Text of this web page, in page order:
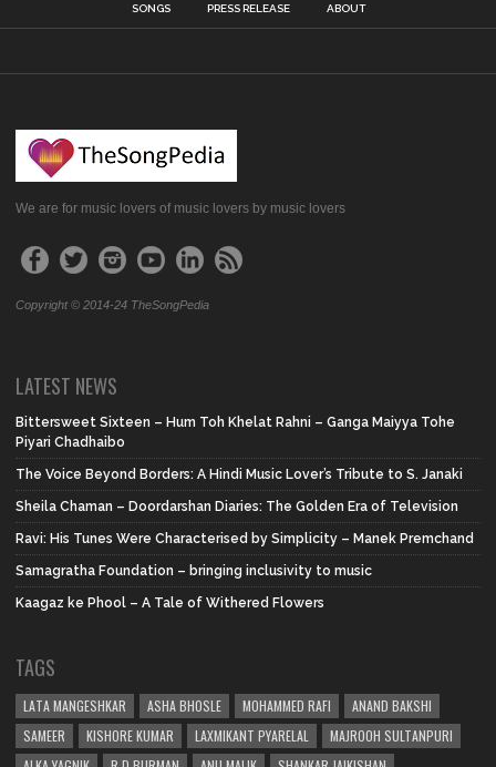
SONGS PRESS RELEASE ABOUT
We are for music lovers of music lovers by music lovers
Copyright © 2014-24 TheSongPedia
LATEST NEWS
Bittersweet Sixteen – Hum Toh Khelat Rahni – Ganga Maiyya Tohe
Piyari Chadhaibo
The Voice Beyond Borders: A Hindi Music Lover’s Tribute to S. Janaki
Sheila Chaman – Doordarshan Diaries: The Golden Era of Television
Ravi: His Tunes Were Characterised by Simplicity – Manek Premchand
Samagratha Foundation – bringing inclusivity to music
Kaagaz ke Phool – A Tale of Withered Flowers
TAGS
LATA MANGESHKAR ASHA BHOSLE MOHAMMED RAFI
ANAND BAKSHI
SAMEER
KISHORE KUMAR LAXMIKANT PYARELAL
MAJROOH SULTANPURI